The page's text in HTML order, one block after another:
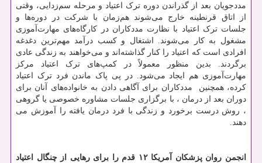
مددجویان بعد از گذراندن دوره ترک اعتیاد و مرحله سم‌زدایی، وقتی
از اتاق قرنطینه خارج می‌شوند هم‌زمان با شرکت در دوره‌ها و
جلسات ترک اعتیاد با نظارت مددکاران در کارگاه‌های مهارت‌آموزی
مشغول به کار می‌شوند. اشتغال و کسب درآمد مهم‌ترین دغدغه
افرادی است که اعتیاد را کنار گذاشته‌اند و می‌خواهند به زندگی عادی
برگردند. بدین منظور معمولاً در کمپ‌های ترک اعتیاد مرکز
مهارت‌آموزی هم ایجاد می‌شود. در پی پاک ماندن فرد ترک اعتیاد
کرده، همچنین مددکاران برای آگاهی دادن به خانواده‌های آنان برای
دوران بعد از درمان ، با برگزاری جلسات مشاوره خصوصی یا گروهی
، روش درست برخورد و زندگی با فرد درمان یافته را آموزش می
دهند.
انجمن روان پزشکان آمریکا ۱۲ قدم را برای رهایی از چنگال اعتیاد